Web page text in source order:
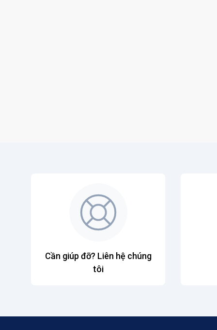
Cần giúp đỡ? Liên hệ chúng
tôi